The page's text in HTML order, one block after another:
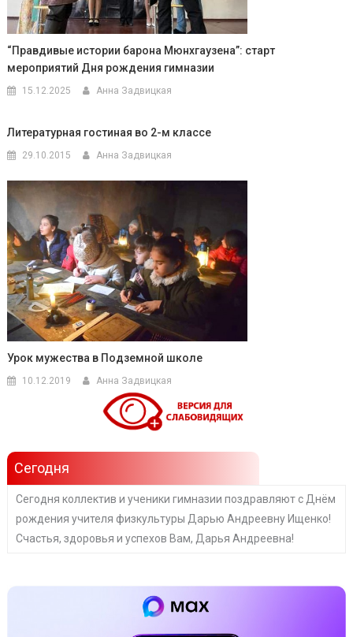
“Правдивые истории барона Мюнхгаузена”: старт
мероприятий Дня рождения гимназии
15.12.2025 Анна Задвицкая
Литературная гостиная во 2-м классе
29.10.2015 Анна Задвицкая
Урок мужества в Подземной школе
10.12.2019 Анна Задвицкая
Сегодня
Сегодня коллектив и ученики гимназии поздравляют с Днём
рождения учителя физкультуры Дарью Андреевну Ищенко!
Счастья, здоровья и успехов Вам, Дарья Андреевна!